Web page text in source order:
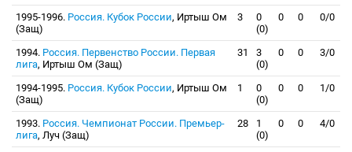
1995-1996. Россия. Кубок России, Иртыш Ом
(Защ)
3
0
(0)
0 0 0/0
1994. Россия. Первенство России. Первая
лига, Иртыш Ом (Защ)
31
3
(0)
0 0 3/0
1994-1995. Россия. Кубок России, Иртыш Ом
(Защ)
1
0
(0)
0 0 1/0
1993. Россия. Чемпионат России. Премьер-
лига, Луч (Защ)
28
1
(0)
0 0 4/0